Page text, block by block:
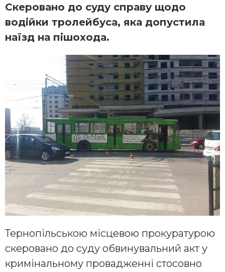
Скеровано до суду справу щодо
водійки тролейбуса, яка допустила
наїзд на пішохода.
Тернопільською місцевою прокуратурою
скеровано до суду обвинувальний акт у
кримінальному провадженні стосовно